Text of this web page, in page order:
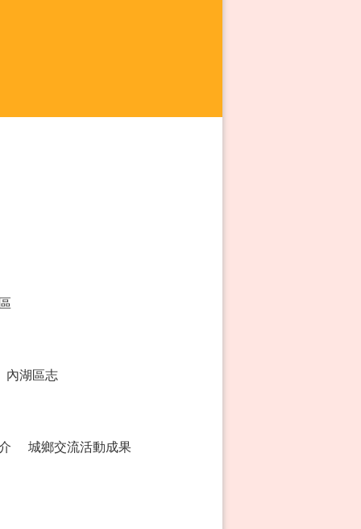
內湖區志
城鄉交流活動成果